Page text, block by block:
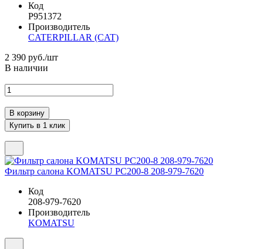
Код
P951372
Производитель
CATERPILLAR (CAT)
2 390 руб./шт
В наличии
Фильтр салона KOMATSU PC200-8 208-979-7620
Код
208-979-7620
Производитель
KOMATSU